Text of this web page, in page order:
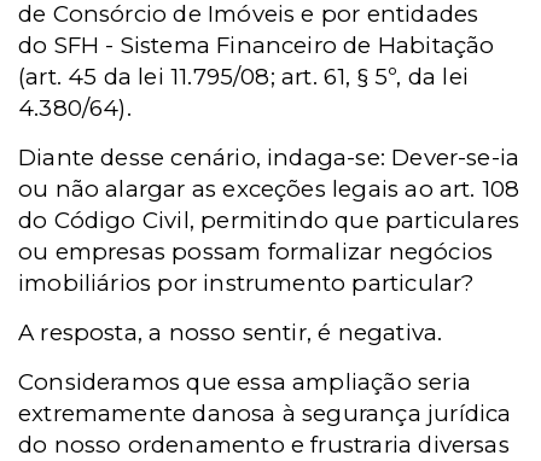
de Consórcio de Imóveis e por entidades
do SFH - Sistema Financeiro de Habitação
(art. 45 da lei 11.795/08; art. 61, § 5º, da lei
4.380/64).
Diante desse cenário, indaga-se: Dever-se-ia
ou não alargar as exceções legais ao art. 108
do Código Civil, permitindo que particulares
ou empresas possam formalizar negócios
imobiliários por instrumento particular?
A resposta, a nosso sentir, é negativa.
Consideramos que essa ampliação seria
extremamente danosa à segurança jurídica
do nosso ordenamento e frustraria diversas